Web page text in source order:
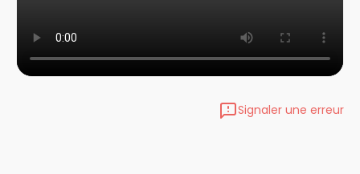
Signaler une erreur